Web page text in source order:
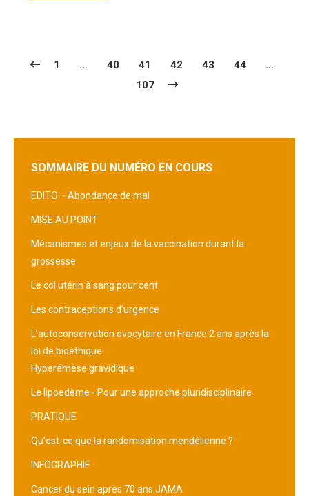
1 … 40 41 42 43 44
…
107
SOMMAIRE DU NUMÉRO EN COURS
EDITO - Abondance de mal
MISE AU POINT
Mécanismes et enjeux de la vaccination durant la
grossesse
Le col utérin à sang pour cent
Les contraceptions d’urgence
L’autoconservation ovocytaire en France 2 ans après la
loi de bioéthique
Hyperémèse gravidique
Le lipoedème - Pour une approche pluridisciplinaire
PRATIQUE
Qu’est-ce que la randomisation mendélienne ?
INFOGRAPHIE
Cancer du sein après 70 ans JAMA